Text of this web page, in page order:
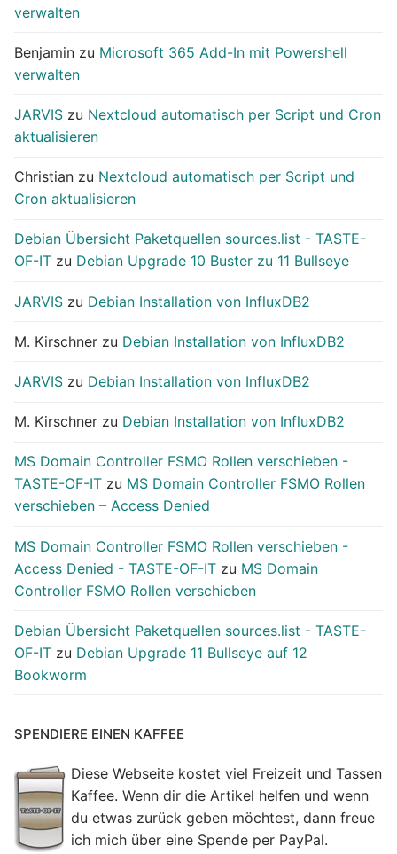
verwalten
Benjamin zu Microsoft 365 Add-In mit Powershell
verwalten
JARVIS zu Nextcloud automatisch per Script und Cron
aktualisieren
Christian zu Nextcloud automatisch per Script und
Cron aktualisieren
Debian Übersicht Paketquellen sources.list - TASTE-
OF-IT zu Debian Upgrade 10 Buster zu 11 Bullseye
JARVIS zu Debian Installation von InfluxDB2
M. Kirschner zu Debian Installation von InfluxDB2
JARVIS zu Debian Installation von InfluxDB2
M. Kirschner zu Debian Installation von InfluxDB2
MS Domain Controller FSMO Rollen verschieben -
TASTE-OF-IT zu MS Domain Controller FSMO Rollen
verschieben – Access Denied
MS Domain Controller FSMO Rollen verschieben -
Access Denied - TASTE-OF-IT zu MS Domain
Controller FSMO Rollen verschieben
Debian Übersicht Paketquellen sources.list - TASTE-
OF-IT zu Debian Upgrade 11 Bullseye auf 12
Bookworm
SPENDIERE EINEN KAFFEE
Diese Webseite kostet viel Freizeit und Tassen
Kaffee. Wenn dir die Artikel helfen und wenn
du etwas zurück geben möchtest, dann freue
ich mich über eine Spende per PayPal.